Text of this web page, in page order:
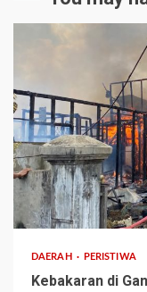
2 min read
DAERAH PERISTIWA
Kebakaran di